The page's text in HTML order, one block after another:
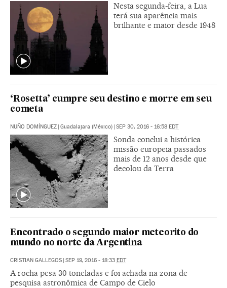
Nesta segunda-feira, a Lua
terá sua aparência mais
brilhante e maior desde 1948
‘Rosetta’ cumpre seu destino e morre em seu
cometa
NUÑO DOMÍNGUEZ | Guadalajara (México) | SEP 30, 2016 - 16:58 EDT
Sonda conclui a histórica
missão europeia passados
mais de 12 anos desde que
decolou da Terra
Encontrado o segundo maior meteorito do
mundo no norte da Argentina
CRISTIAN GALLEGOS | SEP 19, 2016 - 18:33 EDT
A rocha pesa 30 toneladas e foi achada na zona de
pesquisa astronômica de Campo de Cielo